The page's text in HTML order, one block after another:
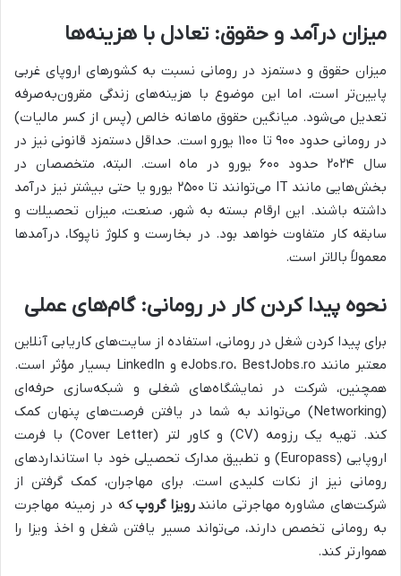
میزان درآمد و حقوق: تعادل با هزینه‌ها
میزان حقوق و دستمزد در رومانی نسبت به کشورهای اروپای غربی
پایین‌تر است، اما این موضوع با هزینه‌های زندگی مقرون‌به‌صرفه
تعدیل می‌شود. میانگین حقوق ماهانه خالص (پس از کسر مالیات)
در رومانی حدود ۹۰۰ تا ۱۱۰۰ یورو است. حداقل دستمزد قانونی نیز در
سال ۲۰۲۴ حدود ۶۰۰ یورو در ماه است. البته، متخصصان در
بخش‌هایی مانند IT می‌توانند تا ۲۵۰۰ یورو یا حتی بیشتر نیز درآمد
داشته باشند. این ارقام بسته به شهر، صنعت، میزان تحصیلات و
سابقه کار متفاوت خواهد بود. در بخارست و کلوژ ناپوکا، درآمدها
معمولاً بالاتر است.
نحوه پیدا کردن کار در رومانی: گام‌های عملی
برای پیدا کردن شغل در رومانی، استفاده از سایت‌های کاریابی آنلاین
معتبر مانند eJobs.ro، BestJobs.ro و LinkedIn بسیار مؤثر است.
همچنین، شرکت در نمایشگاه‌های شغلی و شبکه‌سازی حرفه‌ای
(Networking) می‌تواند به شما در یافتن فرصت‌های پنهان کمک
کند. تهیه یک رزومه (CV) و کاور لتر (Cover Letter) با فرمت
اروپایی (Europass) و تطبیق مدارک تحصیلی خود با استانداردهای
رومانی نیز از نکات کلیدی است. برای مهاجران، کمک گرفتن از
شرکت‌های مشاوره مهاجرتی مانند رویزا گروپ که در زمینه مهاجرت
به رومانی تخصص دارند، می‌تواند مسیر یافتن شغل و اخذ ویزا را
هموارتر کند.